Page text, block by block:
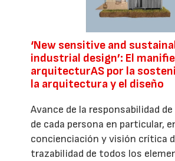
‘New sensitive and
industrial design’: El
arquitecturAS por la
la arquitectura y el diseño
Avance de la responsabilidad
de cada persona en particular,
concienciación y visión crítica
trazabilidad de todos los